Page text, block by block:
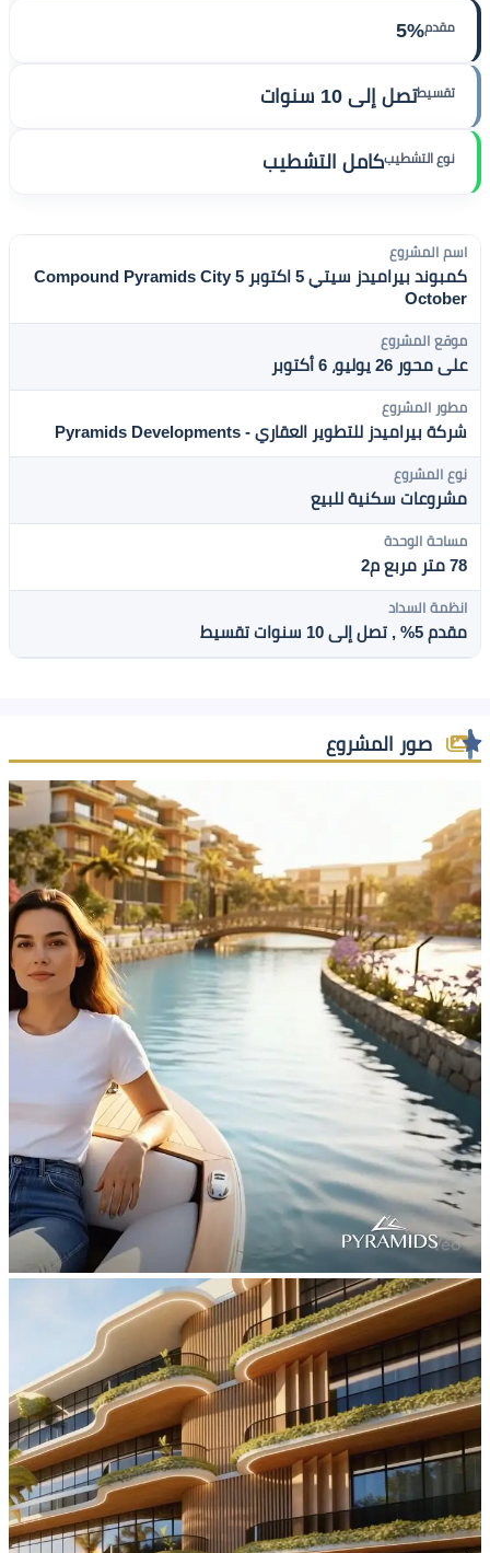
مقدم5%
تقسيطتصل إلى 10 سنوات
نوع التشطيبكامل التشطيب
اسم المشروع
كمبوند بيراميدز سيتي 5 اكتوبر Compound Pyramids City 5
October
موقع المشروع
على محور 26 يوليو، 6 أكتوبر
مطور المشروع
شركة بيراميدز للتطوير العقاري - Pyramids Developments
نوع المشروع
مشروعات سكنية للبيع
مساحة الوحدة
78 متر مربع م2
انظمة السداد
مقدم 5% , تصل إلى 10 سنوات تقسيط
صور المشروع